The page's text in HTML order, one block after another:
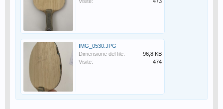
IMG_0530.JPG
Dimensione del file:
96,8 KB
Visite:
474